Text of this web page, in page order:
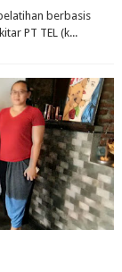
berbasis
PT TEL (k...